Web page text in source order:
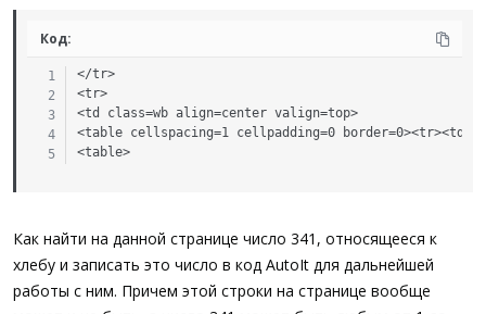
Код:
</tr>
<tr>
<td class=wb align=center valign=top>
<table cellspacing=1 cellpadding=0
<table>
Как найти на данной странице число 341, относящееся к
хлебу и записать это число в код AutoIt для дальнейшей
работы с ним. Причем этой строки на странице вообще